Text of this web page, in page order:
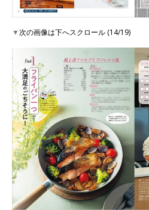
▼次の画像は下へスクロール (14/19)